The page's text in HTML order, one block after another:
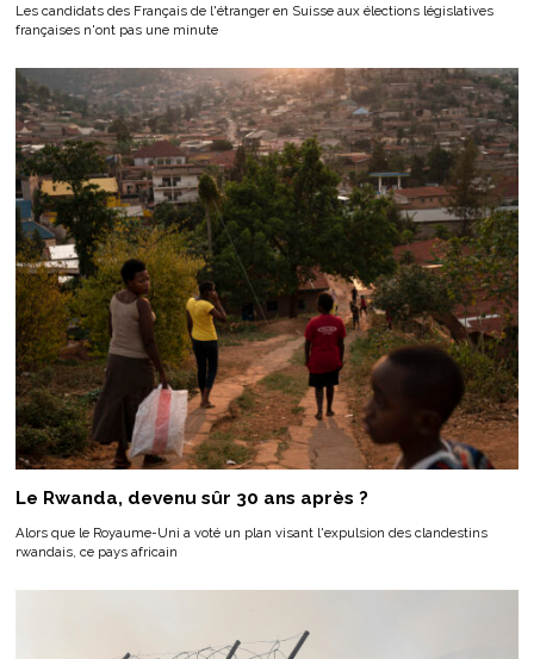
Les candidats des Français de l'étranger en Suisse aux élections législatives
françaises n'ont pas une minute
Le Rwanda, devenu sûr 30 ans après ?
Alors que le Royaume-Uni a voté un plan visant l'expulsion des clandestins
rwandais, ce pays africain